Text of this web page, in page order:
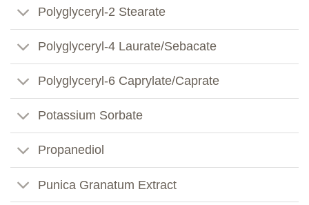
Polyglyceryl-2 Stearate
Polyglyceryl-4 Laurate/Sebacate
Polyglyceryl-6 Caprylate/Caprate
Potassium Sorbate
Propanediol
Punica Granatum Extract